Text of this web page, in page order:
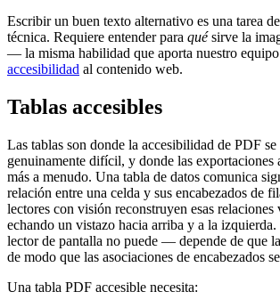
Escribir un buen texto alternativo es una tarea
técnica. Requiere entender para quésirve la
— la misma habilidad que aporta nuestro
accesibilidad al contenido web.
Tablas accesibles
Las tablas son donde la accesibilidad de PDF
genuinamente difícil, y donde las exportaciones
más a menudo. Una tabla de datos comunica
relación entre una celda y sus encabezados de
lectores con visión reconstruyen esas relaciones
echando un vistazo hacia arriba y a la
lector de pantalla no puede — depende de que
de modo que las asociaciones de encabezados
Una tabla PDF accesible necesita: